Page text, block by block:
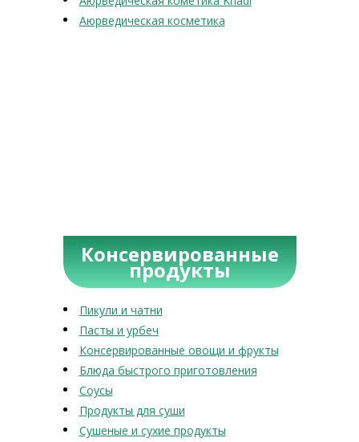
Аюрведическая косметика
Консервированные
продукты
Пикули и чатни
Пасты и урбеч
Консервированные овощи и фрукты
Блюда быстрого приготовления
Соусы
Продукты для суши
Сушеные и сухие продукты